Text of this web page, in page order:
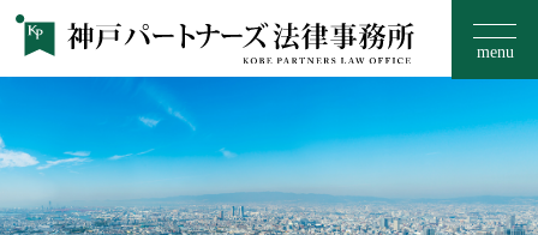
事務所のご案内
menu